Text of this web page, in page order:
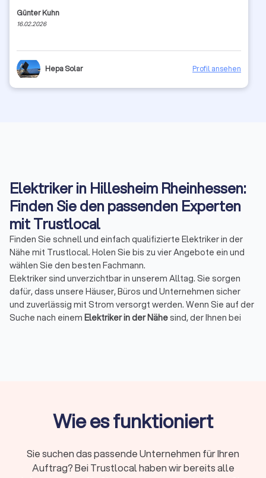
Günter Kuhn
16.02.2026
Hepa Solar Profil ansehen
Elektriker in Hillesheim Rheinhessen:
Finden Sie den passenden Experten
mit Trustlocal
Finden Sie schnell und einfach qualifizierte Elektriker in der
Nähe mit Trustlocal. Holen Sie bis zu vier Angebote ein und
wählen Sie den besten Fachmann.
Elektriker sind unverzichtbar in unserem Alltag. Sie sorgen
dafür, dass unsere Häuser, Büros und Unternehmen sicher
und zuverlässig mit Strom versorgt werden. Wenn Sie auf der
Suche nach einem Elektriker in der Nähe sind, der Ihnen bei
Warum einen Elektriker in Hillesheim
Die Wahl des richtigen Elektrikers kann den Unterschied
zwischen einer erfolgreichen und einer problematischen
Wie es funktioniert
Sie suchen das passende Unternehmen für Ihren
Auftrag? Bei Trustlocal haben wir bereits alle